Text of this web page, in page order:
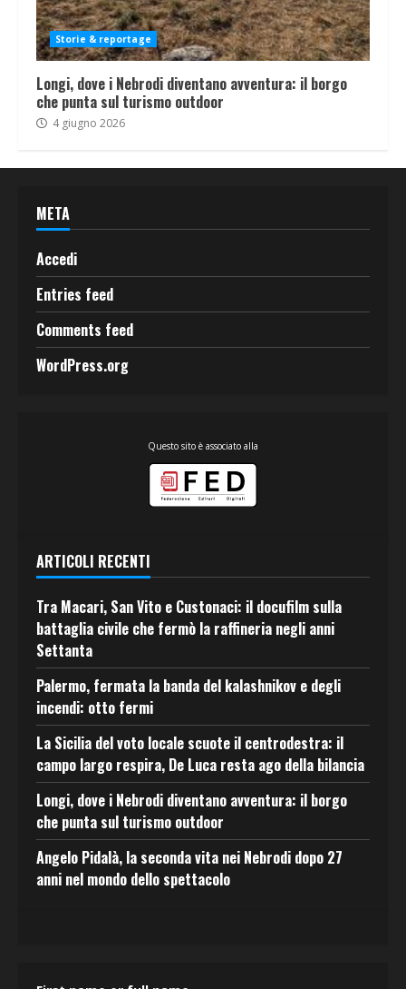
Storie & reportage
Longi, dove i Nebrodi diventano avventura: il borgo
che punta sul turismo outdoor
4 giugno 2026
META
Accedi
Entries feed
Comments feed
WordPress.org
Questo sito è associato alla
ARTICOLI RECENTI
Tra Macari, San Vito e Custonaci: il docufilm sulla
battaglia civile che fermò la raffineria negli anni
Settanta
Palermo, fermata la banda del kalashnikov e degli
incendi: otto fermi
La Sicilia del voto locale scuote il centrodestra: il
campo largo respira, De Luca resta ago della bilancia
Longi, dove i Nebrodi diventano avventura: il borgo
che punta sul turismo outdoor
Angelo Pidalà, la seconda vita nei Nebrodi dopo 27
anni nel mondo dello spettacolo